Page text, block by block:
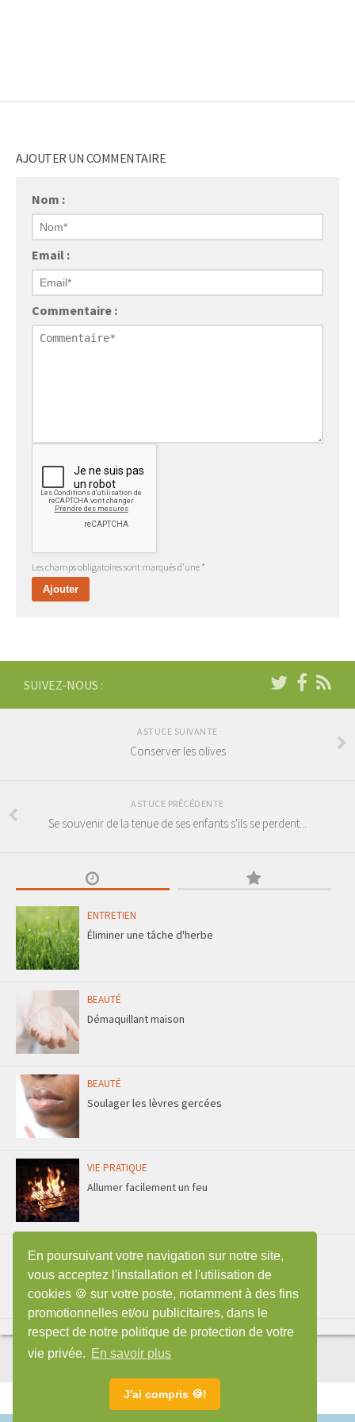
En poursuivant votre navigation sur notre site,
vous acceptez l'installation et l'utilisation de
cookies 🍪 sur votre poste, notamment à des fins
promotionnelles et/ou publicitaires, dans le
respect de notre politique de protection de votre
vie privée. En savoir plus
J'ai compris 🍪!
AJOUTER UN COMMENTAIRE
Nom :
Email :
Commentaire :
Les champs obligatoires sont marqués d'une *
SUIVEZ-NOUS :
ASTUCE SUIVANTE
Conserver les olives
ASTUCE PRÉCÉDENTE
Se souvenir de la tenue de ses enfants s'ils se perdent...
ENTRETIEN
Éliminer une tâche d'herbe
BEAUTÉ
Démaquillant maison
BEAUTÉ
Soulager les lèvres gercées
VIE PRATIQUE
Allumer facilement un feu
ENTRETIEN
Faire durer une éponge plus longtemps